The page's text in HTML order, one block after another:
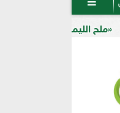
زراعي يكشف دوره